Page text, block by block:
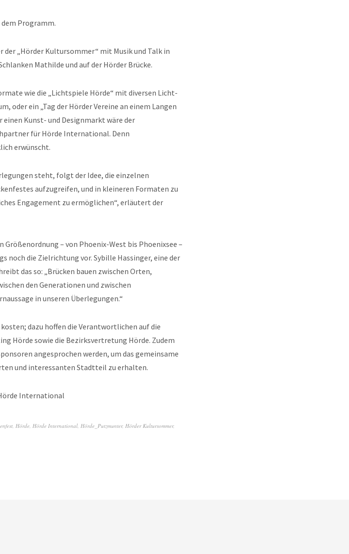
Programm.
der „Hörder Kultursommer“ mit Musik und Talk in
Mathilde und auf der Hörder Brücke.
wie die „Lichtspiele Hörde“ mit diversen Licht-
oder ein „Tag der Hörder Vereine an einem Langen
einen Kunst- und Designmarkt wäre der
für Hörde International. Denn
erwünscht.
steht, folgt der Idee, die einzelnen
aufzugreifen, und in kleineren Formaten zu
Engagement zu ermöglichen“, erläutert der
Größenordnung – von Phoenix-West bis Phoenixsee –
die Zielrichtung vor. Sybille Hassinger, eine der
das so: „Brücken bauen zwischen Orten,
den Generationen und zwischen
in unseren Überlegungen.“
dazu hoffen die Verantwortlichen auf die
Hörde sowie die Bezirksvertretung Hörde. Zudem
angesprochen werden, um das gemeinsame
und interessanten Stadtteil zu erhalten.
International
, Hörde, Hörde International, Hörde_Putzmunter, Hörder Kultursommer,